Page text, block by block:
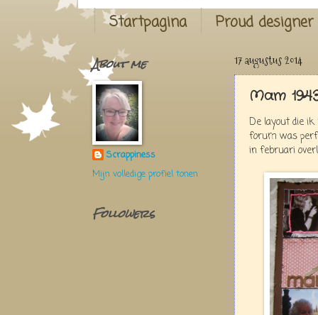
Startpagina Proud
17 augustus 2014
Mam
De layout die
forum was
in februari
About me
Scrappiness
Mijn volledige profiel tonen
Followers